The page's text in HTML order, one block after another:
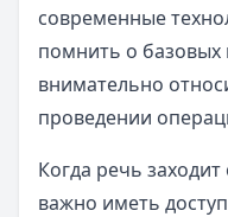
современные
помнить о базовых
внимательно
проведении
Когда речь
важно иметь